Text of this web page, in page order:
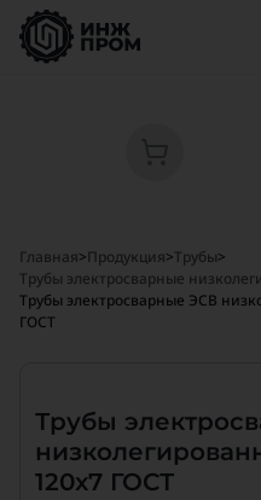
Главная>Продукция> Трубы>
Трубы электросварные
Трубы электросварные ЭСВ
ГОСТ
Трубы
120x7 ГОСТ